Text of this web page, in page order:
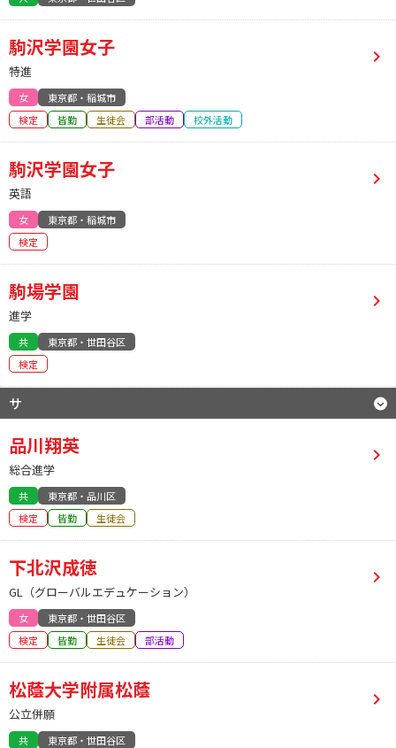
駒沢学園女子
特進
女
東京都・稲城市
検定
皆勤 生徒会 部活動 校外活動
駒沢学園女子
英語
女
東京都・稲城市
検定
駒場学園
進学
共
東京都・世田谷区
検定
サ
品川翔英
総合進学
共
東京都・品川区
検定
皆勤 生徒会
下北沢成徳
GL（グローバルエデュケーション）
女
東京都・世田谷区
検定
皆勤 生徒会 部活動
松蔭大学附属松蔭
公立併願
共 東京都・世田谷区